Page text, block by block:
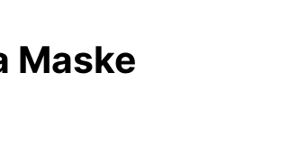
Maske